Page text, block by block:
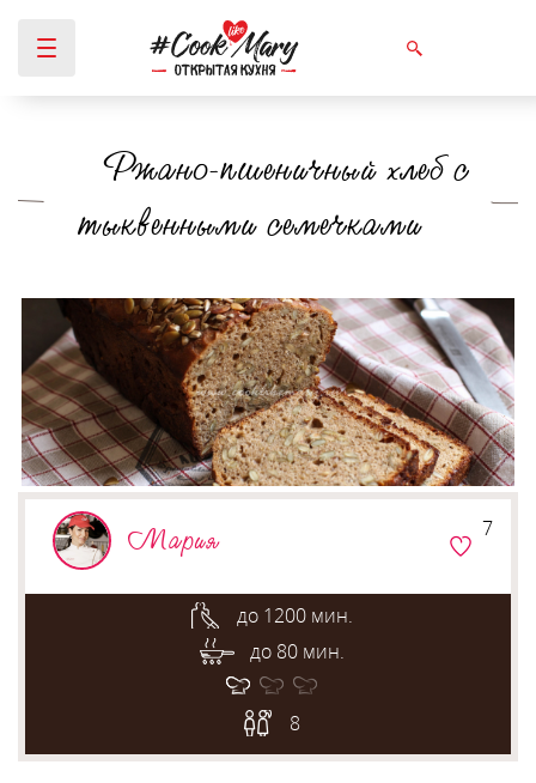
Вы здесьРжано-пшеничный хлеб с
тыквенными семечками
Мария
до 1200 мин.
до 80 мин.
8
7